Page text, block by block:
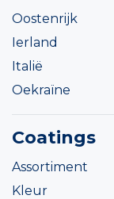
Oostenrijk
Ierland
Italië
Oekraïne
Coatings
Assortiment
Kleur